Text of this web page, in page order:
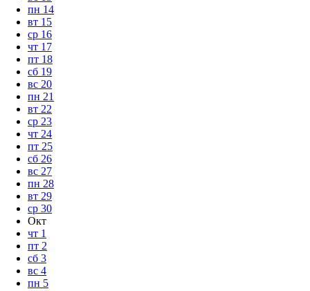
пн 14
вт 15
ср 16
чт 17
пт 18
сб 19
вс 20
пн 21
вт 22
ср 23
чт 24
пт 25
сб 26
вс 27
пн 28
вт 29
ср 30
Окт
чт 1
пт 2
сб 3
вс 4
пн 5